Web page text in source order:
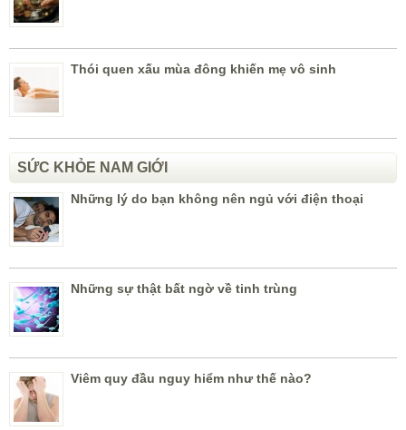
Thói quen xấu mùa đông khiến mẹ vô sinh
SỨC KHỎE NAM GIỚI
Những lý do bạn không nên ngủ với điện thoại
Những sự thật bất ngờ về tinh trùng
Viêm quy đầu nguy hiểm như thế nào?